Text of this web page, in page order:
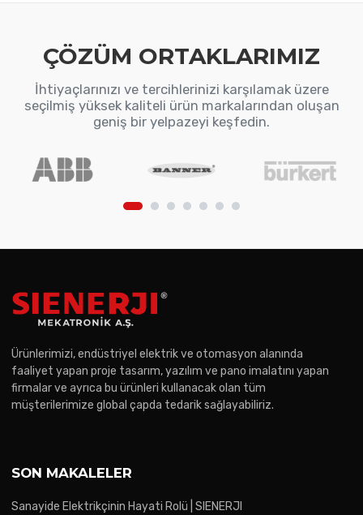
ÇÖZÜM ORTAKLARIMIZ
İhtiyaçlarınızı ve tercihlerinizi karşılamak üzere
seçilmiş yüksek kaliteli ürün markalarından oluşan
geniş bir yelpazeyi keşfedin.
Ürünlerimizi, endüstriyel elektrik ve otomasyon alanında
faaliyet yapan proje tasarım, yazılım ve pano imalatını yapan
firmalar ve ayrıca bu ürünleri kullanacak olan tüm
müşterilerimize global çapda tedarik sağlayabiliriz.
SON MAKALELER
Sanayide Elektrikçinin Hayati Rolü | SIENERJI